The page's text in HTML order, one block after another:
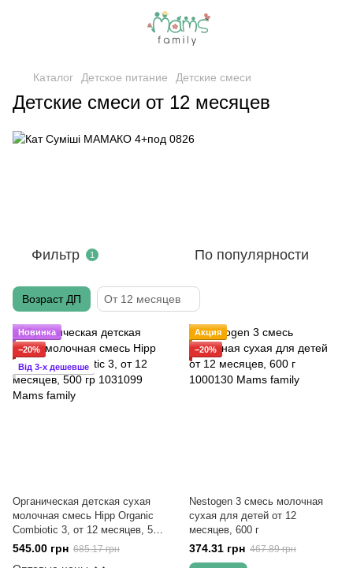
Каталог Детское питание Детские смеси
Детские смеси от 12 месяцев
Фильтр 1 По популярности
Возраст ДП От 12 месяцев
Новинка
−20%
Від 3-х дешевше
Органическая детская сухая
молочная смесь Hipp Organic
Combiotic 3, от 12 месяцев, 500
гр
545.00 грн 685.17 грн
Акция
−20%
Nestogen 3 смесь молочная
сухая для детей от 12
месяцев, 600 г
374.31 грн 467.89 грн